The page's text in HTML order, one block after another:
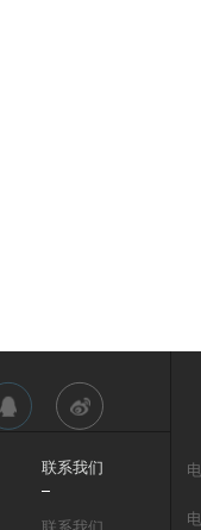
联系我们